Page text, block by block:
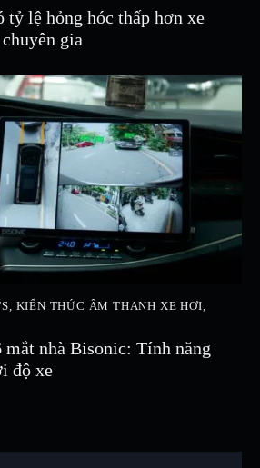
tỷ lệ hỏng hóc thấp hơn xe
gia
KIẾN THỨC ÂM THANH XE HƠI
mắt nhà Bisonic: Tính năng
độ xe